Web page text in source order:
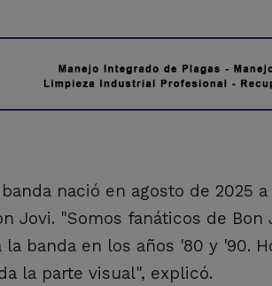
nació en agosto de 2025
Jovi. "Somos fanáticos de
banda en los años '80 y '90.
la parte visual", explicó.